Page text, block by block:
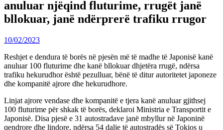
anuluar njëqind fluturime, rrugët janë
bllokuar, janë ndërprerë trafiku rrugor
10/02/2023
Reshjet e dendura të borës në pjesën më të madhe të Japonisë kanë
anuluar 100 fluturime dhe kanë bllokuar dhjetëra rrugë, ndërsa
trafiku hekurudhor është pezulluar, bënë të ditur autoritetet japoneze
dhe kompanitë ajrore dhe hekurudhore.
Linjat ajrore vendase dhe kompanitë e tjera kanë anuluar gjithsej
100 fluturime për shkak të borës, deklaroi Ministria e Transportit e
Japonisë. Disa pjesë e 31 autostradave janë mbyllur në Japoninë
qendrore dhe lindore, ndërsa 54 dalje të autostradës së Tokios u